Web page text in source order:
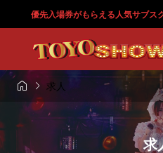
優先入場券がもらえる人気サブス
 求人
求